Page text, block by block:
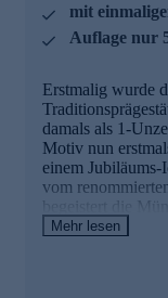
Gleich heute
mit
Auflage nur
Erstmalig wurde
damals als 1-
Motiv nun
einem
vom
begeistert die
Hochrelief, das
Mehr lesen